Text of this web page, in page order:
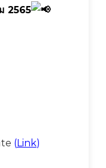
2565
(Link)